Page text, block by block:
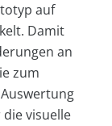
auf
Damit
an
zum
visuelle